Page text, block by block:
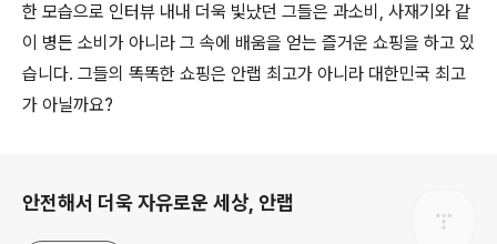
한 모습으로 인터뷰 내내 더욱 빛났던 그들은 과소비, 사재기와 같
이 병든 소비가 아니라 그 속에 배움을 얻는 즐거운 쇼핑을 하고 있
습니다. 그들의 똑똑한 쇼핑은 안랩 최고가 아니라 대한민국 최고
가 아닐까요?
안전해서 더욱 자유로운 세상, 안랩